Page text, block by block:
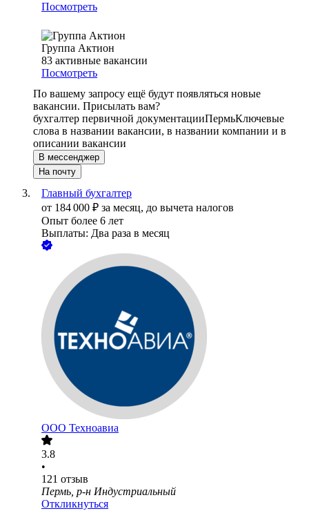
Посмотреть
Группа Актион
83 активные вакансии
Посмотреть
По вашему запросу ещё будут появляться новые
вакансии. Присылать вам?
бухгалтер первичной документацииПермьКлючевые
слова в названии вакансии, в названии компании и в
описании вакансии
В мессенджер
На почту
Главный бухгалтер
от 184 000 ₽ за месяц, до вычета налогов
Опыт более 6 лет
Выплаты: Два раза в месяц
ООО Техноавиа
3.8
•
121 отзыв
Пермь, р-н Индустриальный
Откликнуться